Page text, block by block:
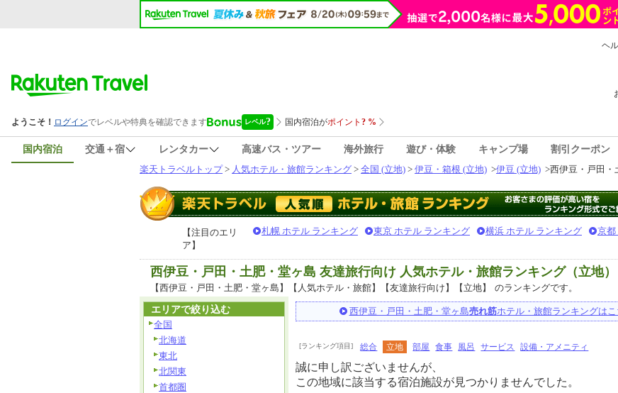
ヘ
国内宿泊 交通＋宿 レンタカー 高速バス・ツアー 海外旅行 遊び・体験 キャンプ場 割引クーポン
楽天トラベルトップ> 人気ホテル・旅館ランキング > 全国 (立地) > 伊豆・箱根 (立地) >伊豆 (立地) >西伊豆・戸田・
【注目のエリ
ア】
札幌 ホテル ランキング 東京 ホテル ランキング 横浜 ホテル ランキング 京都
西伊豆・戸田・土肥・堂ヶ島 友達旅行向け 人気ホテル・旅館ランキング（立地）
【西伊豆・戸田・土肥・堂ヶ島】【人気ホテル・旅館】【友達旅行向け】【立地】 のランキングです。
西伊豆・戸田・土肥・堂ヶ島売れ筋ホテル・旅館ランキングはこ
[ランキング項目] 総合 立地 部屋 食事 風呂 サービス 設備・アメニティ
誠に申し訳ございませんが、
この地域に該当する宿泊施設が見つかりませんでした。
エリアで絞り込む
全国
北海道
東北
北関東
首都圏